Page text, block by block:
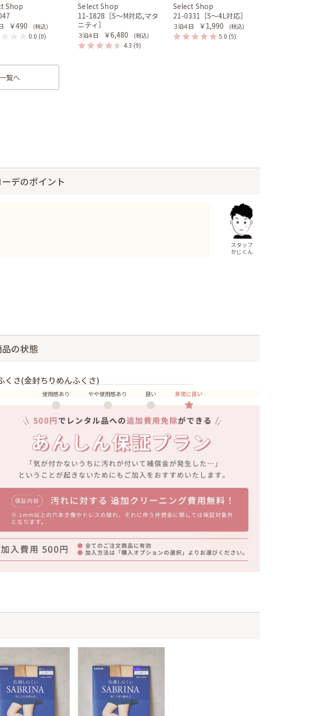
Shop
￥490 (税込)
0.0 (0)
Select Shop
11-1828［S〜M対応,マタ
ニティ］
３泊４日 ￥6,480 (税込)
4.3 (9)
Select Shop
21-0331［S〜4L対応］
３泊４日 ￥1,990 (税込)
5.0 (5)
覧へ
ーデのポイント
スタッフ
かじくん
品の状態
くさ(金封ちりめんふくさ)
使用感あり やや使用感あり 良い 非常に良い